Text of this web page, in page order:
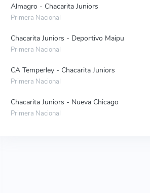
Almagro - Chacarita Juniors
Primera Nacional
Chacarita Juniors - Deportivo Maipu
Primera Nacional
CA Temperley - Chacarita Juniors
Primera Nacional
Chacarita Juniors - Nueva Chicago
Primera Nacional